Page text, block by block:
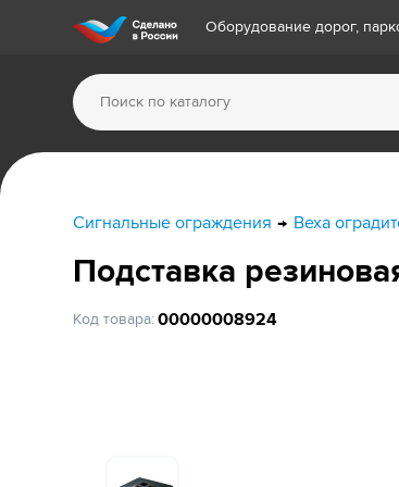
Оборудование дорог,
Сигнальные ограждения Веха
Подставка
Код товара: 00000008924